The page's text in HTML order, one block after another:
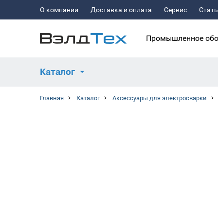
О компании Доставка и оплата Сервис
Промышленное
Каталог
Главная Каталог Аксессуары для электросварки